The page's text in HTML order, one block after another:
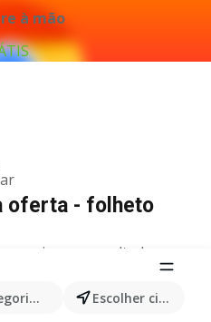
à mão
Escolher cidade
oferta - folheto
quaisquer resultados
Carrefour